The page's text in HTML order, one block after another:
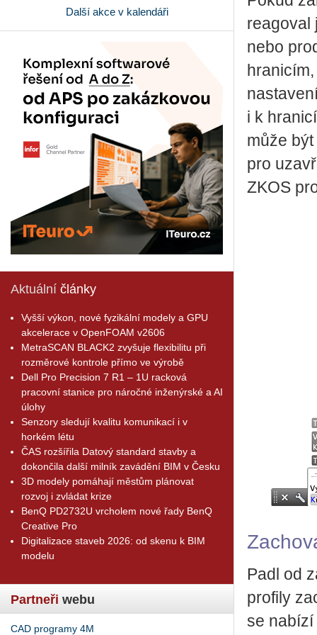
Další akce v kalendáři
Aktuální články
Vyšší výkon, nové fyzikální modely a GPU
akcelerace v OpenFOAM v2606
MetraSCAN BLACK2 zvyšuje flexibilitu při
rozměrové kontrole přímo ve výrobě
Dell Pro Precision 7 R1 – 1U racková
pracovní stanice pro náročné inženýrské a AI
úlohy
Senzory sledují kvalitu komunikací i v
horkém létu
ČAS rozšířila Datový standard stavby a
dokončila další milník zavádění BIM v Česku
3D modely pomáhají městům plánovat
rozvoj i zvládat krize
BenQ PD2732U vrcholem nové řady BenQ
Creative Pro
Digitalizace staveb 2026: od skenu k BIM
modelu
Partneři webu
CAD programy 4M
reagoval
nebo
i k
může
pro
ZKOS
Padl od
profily
se nabízí